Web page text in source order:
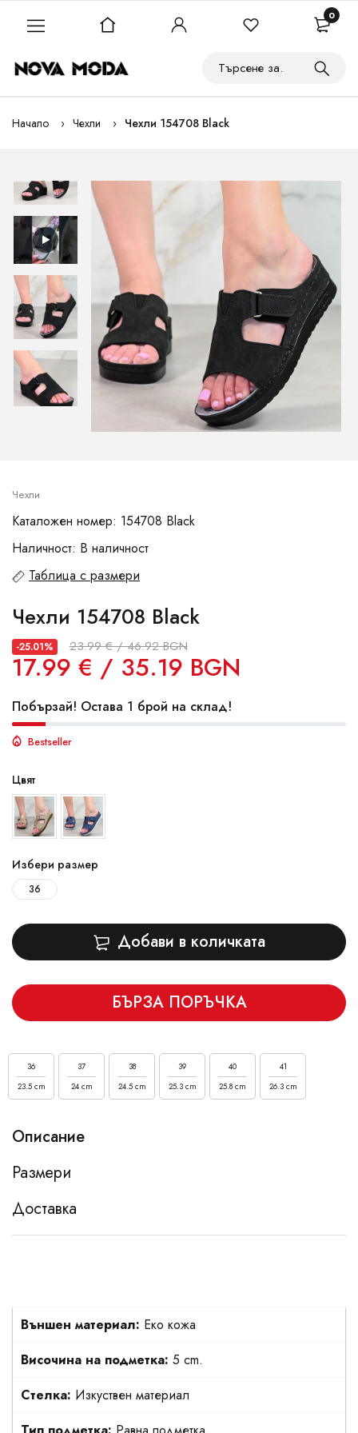
Начало Чехли Чехли 154708 Black
Чехли
Каталожен номер: 154708 Black
Наличност: В наличност
Таблица с размери
Чехли 154708 Black
-25.01% 23.99 € / 46.92 BGN
17.99 € / 35.19 BGN
Побързай! Остава 1 брой на склад!
Bestseller
Цвят
Избери размер
36
Добави в количката
БЪРЗА ПОРЪЧКА
36
23.5 cm
37
24 cm
38
24.5 cm
39
25.3 cm
40
25.8 cm
41
26.3 cm
Описание
Размери
Доставка
Външен материал: Еко кожа
Височина на подметка: 5 cm.
Стелка: Изкуствен материал
0